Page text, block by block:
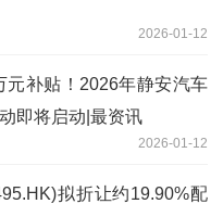
2026-01-12
元补贴！2026年静安汽车
即将启动|最资讯
2026-01-12
拟折让约19.90%配